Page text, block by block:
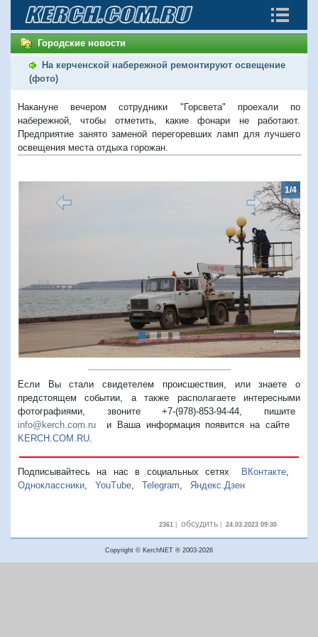
Городские новости
На керченской набережной ремонтируют освещение
(фото)
Накануне вечером сотрудники "Горсвета" проехали по
набережной, чтобы отметить, какие фонари не работают.
Предприятие занято заменой перегоревших ламп для лучшего
освещения места отдыха горожан.
1/4
Если Вы стали свидетелем происшествия, или знаете о
предстоящем событии, а также располагаете интересными
фотографиями, звоните +7-(978)-853-94-44, пишите
info@kerch.com.ru и Ваша информация появится на сайте
KERCH.COM.RU.
Подписывайтесь на нас в социальных сетях ВКонтакте,
Одноклассники, YouTube, Telegram, Яндекс.Дзен
2361| обсудить| 24.03.2023 09:30
Copyright © KerchNET ® 2003-2026